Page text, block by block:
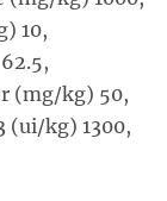
10,
(mg/kg) 50,
(ui/kg) 1300,